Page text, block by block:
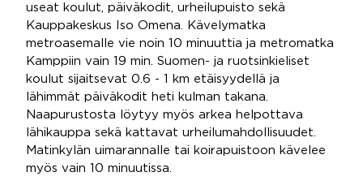
useat koulut, päiväkodit, urheilupuisto sekä
Kauppakeskus Iso Omena. Kävelymatka
metroasemalle vie noin 10 minuuttia ja metromatka
Kamppiin vain 19 min. Suomen- ja ruotsinkieliset
koulut sijaitsevat 0.6 - 1 km etäisyydellä ja
lähimmät päiväkodit heti kulman takana.
Naapurustosta löytyy myös arkea helpottava
lähikauppa sekä kattavat urheilumahdollisuudet.
Matinkylän uimarannalle tai koirapuistoon kävelee
myös vain 10 minuutissa.